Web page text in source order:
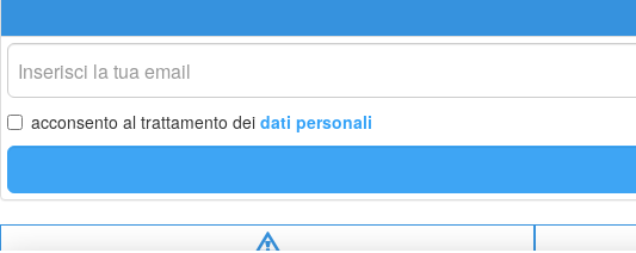
La
tua
email
acconsento al trattamento dei dati personali